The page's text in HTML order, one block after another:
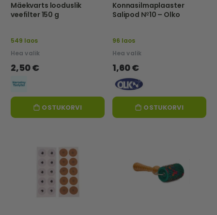
Mäekvarts looduslik
veefilter 150 g
549 laos
Hea valik
2,50 €
OSTUKORVI
Konnasilmaplaaster
Salipod №10 – Olko
96 laos
Hea valik
1,60 €
OSTUKORVI